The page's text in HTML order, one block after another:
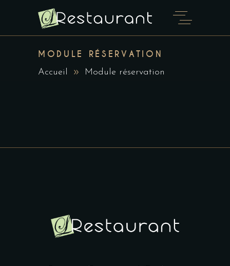
MODULE RÉSERVATION
Accueil Module réservation